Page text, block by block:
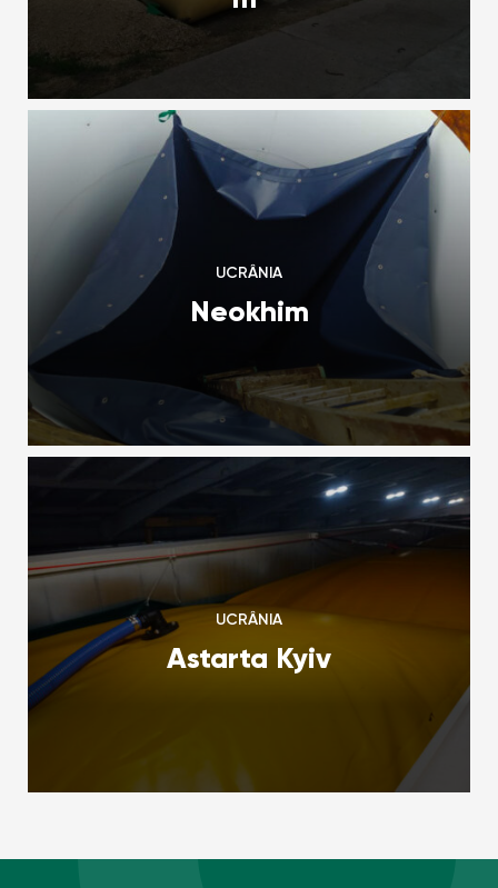
UCRÂNIA
Neokhim
UCRÂNIA
Astarta Kyiv